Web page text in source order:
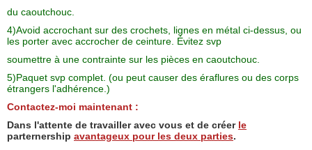
du caoutchouc.
4)Avoid accrochant sur des crochets, lignes en métal ci-dessus, ou
les porter avec accrocher de ceinture. Évitez svp
soumettre à une contrainte sur les pièces en caoutchouc.
5)Paquet svp complet. (ou peut causer des éraflures ou des corps
étrangers l'adhérence.)
Contactez-moi maintenant :
Dans l'attente de travailler avec vous et de créer le
parternership avantageux pour les deux parties.